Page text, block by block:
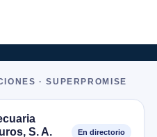
· SUPERPROMISE
S. A.
En directorio